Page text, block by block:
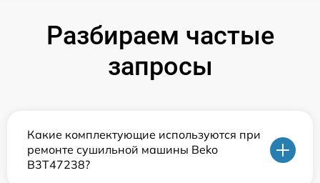
Разбираем частые
запросы
Какие комплектующие используются при
ремонте сушильной машины Beko
B3T47238?